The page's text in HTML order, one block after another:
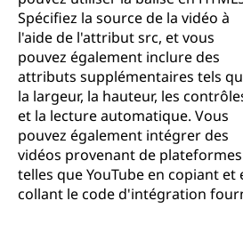
Spécifiez la source de la vidéo à
l'aide de l'attribut src, et vous
pouvez également inclure des
attributs supplémentaires tels
la largeur, la hauteur, les
et la lecture automatique. Vous
pouvez également intégrer des
vidéos provenant de plateformes
telles que YouTube en copiant et
collant le code d'intégration